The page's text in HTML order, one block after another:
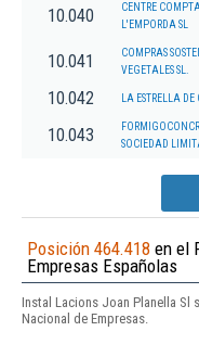
10.040
CENTRE
L'EMPORDA SL
10.041
COMPRAS
VEGETALES SL.
10.042 LA ESTRELLA DE
10.043
SOCIEDAD
Posición 464.418 en el
Empresas Españolas
Instal Lacions Joan Planella Sl
Nacional de Empresas.